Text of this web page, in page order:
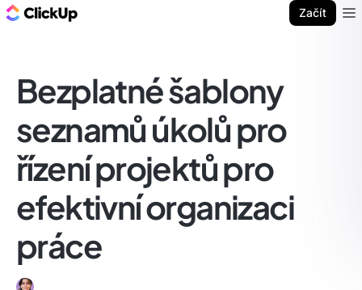
Začít
Bezplatné šablony
seznamů úkolů pro
řízení projektů pro
efektivní organizaci
práce